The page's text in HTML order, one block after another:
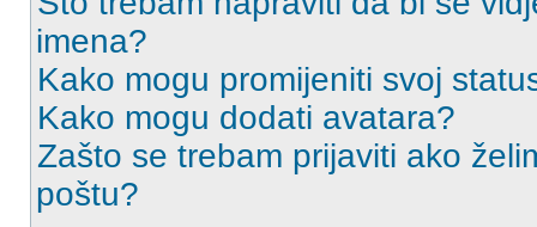
imena?
Kako mogu promijeniti svoj
Kako mogu dodati avatara?
Zašto se trebam prijaviti ako
poštu?